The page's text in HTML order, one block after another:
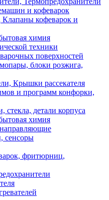
и кофеварок
кофеварок и
химия
техники
поверхностей
блоки розжига,
Крышки рассекателя
и программ конфорки,
стекла, детали корпуса
химия
сенсоры
фритюрниц,